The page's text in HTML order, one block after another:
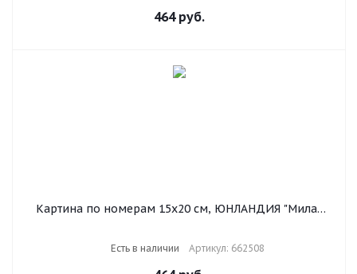
464руб.
Картина по номерам 15х20 см, ЮНЛАНДИЯ "Милая
Есть в наличии Артикул: 662508